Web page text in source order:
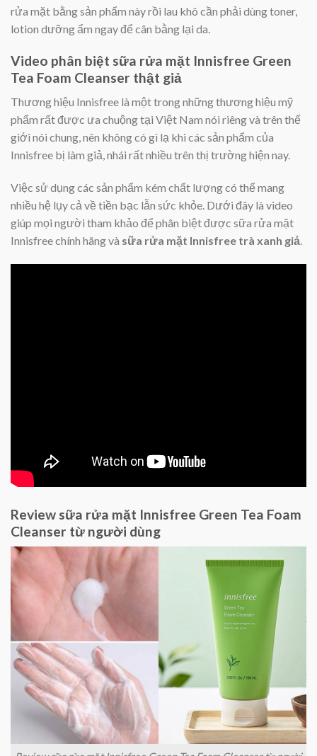
rửa mặt bằng sản phẩm này rồi lau khô cần phải dùng toner,
lotion dưỡng ẩm ngay để cân bằng lại da.
Video phân biệt sữa rửa mặt Innisfree Green
Tea Foam Cleanser thật giả
Thương hiệu Innisfree là một trong những thương hiệu mỹ
phẩm rất được ưa chuộng tại Việt Nam nói riêng và trên thế
giới nói chung, nên không có gì lạ khi các sản phẩm của
Innisfree bị làm giả, nhái rất nhiều trên thị trường hiện nay.
Việc sử dụng các sản phẩm kém chất lượng có thể mang
nhiều hệ lụy cả về tiền bạc lẫn sức khỏe. Dưới đây là video
giúp mọi người tham khảo để phân biệt được sữa rửa mặt
Innisfree chính hãng và sữa rửa mặt Innisfree trà xanh giả.
Review sữa rửa mặt Innisfree Green Tea Foam
Cleanser từ người dùng